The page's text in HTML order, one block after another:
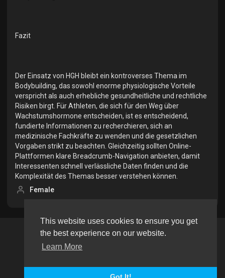
This website uses cookies to ensure you get
the best experience on our website.
Learn More
Fazit
Der Einsatz von HGH bleibt ein kontroverses Thema im
Bodybuilding, das sowohl enorme physiologische Vorteile
verspricht als auch erhebliche gesundheitliche und rechtliche
Risiken birgt. Für Athleten, die sich für den Weg über
Wachstumshormone entscheiden, ist es entscheidend,
fundierte Informationen zu recherchieren, sich an
medizinische Fachkräfte zu wenden und die gesetzlichen
Vorgaben strikt zu beachten. Gleichzeitig sollten Online-
Plattformen klare Breadcrumb-Navigation anbieten, damit
Interessenten schnell verlässliche Daten finden und die
Komplexität des Themas besser verstehen können.
Female
Copyright © 2026 tageeapp. All rights reserved.
Language